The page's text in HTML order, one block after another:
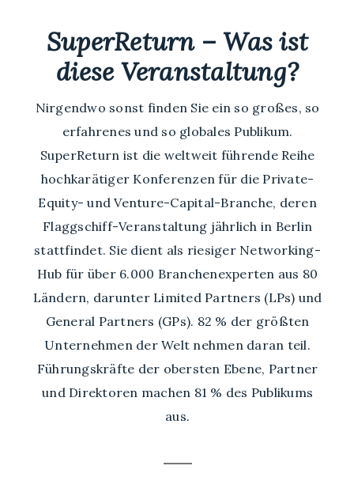
SuperReturn – Was ist
diese Veranstaltung?
Nirgendwo sonst finden Sie ein so großes, so
erfahrenes und so globales Publikum.
SuperReturn ist die weltweit führende Reihe
hochkarätiger Konferenzen für die Private-
Equity- und Venture-Capital-Branche, deren
Flaggschiff-Veranstaltung jährlich in Berlin
stattfindet. Sie dient als riesiger Networking-
Hub für über 6.000 Branchenexperten aus 80
Ländern, darunter Limited Partners (LPs) und
General Partners (GPs). 82 % der größten
Unternehmen der Welt nehmen daran teil.
Führungskräfte der obersten Ebene, Partner
und Direktoren machen 81 % des Publikums
aus.